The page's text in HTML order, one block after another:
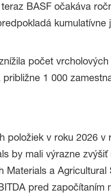
BASF očakáva
kumulatívne
počet
1 000
položiek v roku 2026 v
by mali výrazne
a
pred započítaním